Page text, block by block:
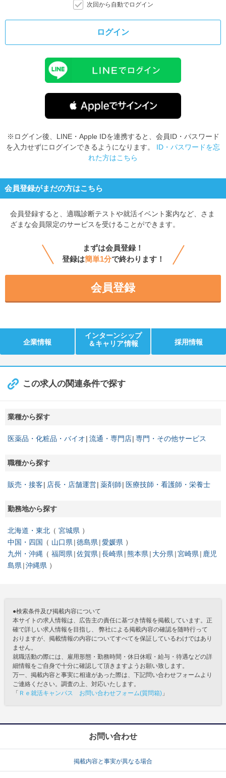
次回から自動でログイン
ログイン
※ログイン後、LINE・Apple IDを連携すると、会員ID・パスワード
を入力せずにログインできるようになります。 ID・パスワードを忘
れた方はこちら
会員登録がまだの方はこちら
会員登録すると、 適職診断テストや就活イベント案内など、さま
ざまな会員限定のサービスを受けることができます。
まずは会員登録！
登録は簡単1分で終わります！
会員登録
企業情報
インターンシップ
＆キャリア情報
採用情報
この求人の関連条件で探す
業種から探す
医薬品・化粧品・バイオ 流通・専門店 専門・その他サービス
職種から探す
販売・接客 店長・店舗運営 薬剤師 医療技師・看護師・栄養士
勤務地から探す
北海道・東北
宮城県
中国・四国
山口県 徳島県 愛媛県
九州・沖縄
福岡県 佐賀県 長崎県 熊本県 大分県 宮崎県
鹿児
島県 沖縄県
●検索条件及び掲載内容について
本サイトの求人情報は、広告主の責任に基づき情報を掲載しています。正
確で詳しい求人情報を目指し、 弊社による掲載内容の確認を随時行って
おりますが、掲載情報の内容についてすべてを保証しているわけではあり
ません。
就職活動の際には、雇用形態・勤務時間・休日休暇・給与・待遇などの詳
細情報をご自身で十分に確認して頂きますようお願い致します。
万一、掲載内容と事実に相違があった際は、下記問い合わせフォームより
ご連絡ください。調査の上、対応いたします。
「 Ｒｅ就活キャンパス お問い合わせフォーム(質問箱) 」
お問い合わせ
掲載内容と事実が異なる場合